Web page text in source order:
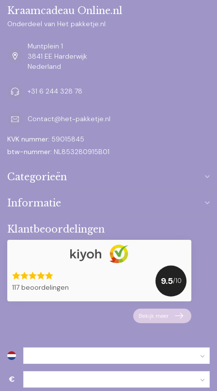
Kraamcadeau Online.nl
Onderdeel van Het pakketje.nl
Muntplein 1
3841 EE Harderwijk
Nederland
+31 6 244 328 78
Contact@het-pakketje.nl
KVK nummer: 59015845
btw-nummer: NL853280915B01
Categorieën
Informatie
Klantbeoordelingen
117 beoordelingen
9.5/10
Bekijk meer
€